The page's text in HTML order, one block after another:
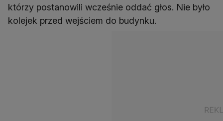
którzy postanowili wcześnie oddać głos. Nie było
kolejek przed wejściem do budynku.